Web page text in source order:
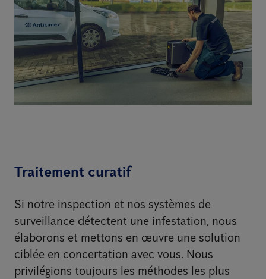
Traitement curatif
Si notre inspection et nos systèmes de
surveillance détectent une infestation, nous
élaborons et mettons en œuvre une solution
ciblée en concertation avec vous. Nous
privilégions toujours les méthodes les plus